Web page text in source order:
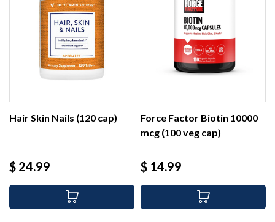
Hair Skin Nails (120 cap)
Precio
$ 24.99
Force Factor Biotin 10000
mcg (100 veg cap)
Precio
$ 14.99